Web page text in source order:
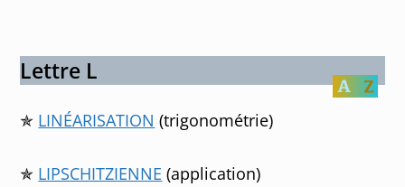
Lettre L
✯ LINÉARISATION (trigonométrie)
✯ LIPSCHITZIENNE (application)